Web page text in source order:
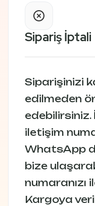
Sipariş İptali
Siparişinizi
edilmeden
iletişim
WhatsApp
bize
numaranızı
Kargoya